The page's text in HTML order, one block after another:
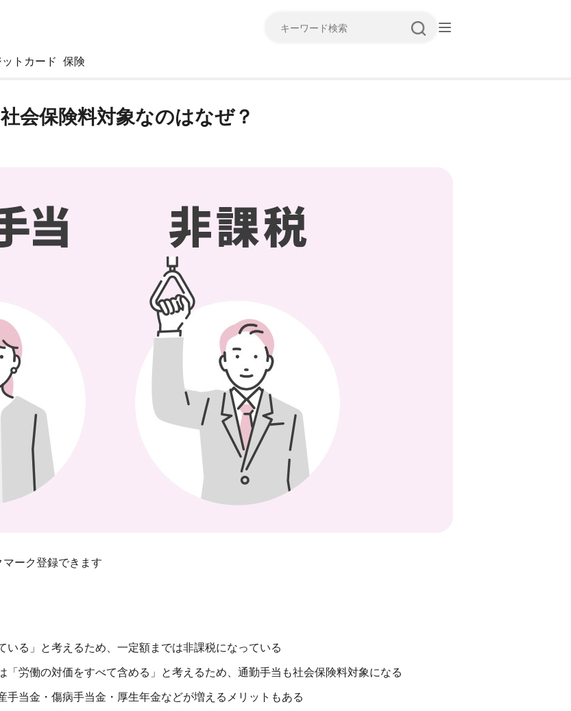
キーワード検索
トカード 保険
会保険料対象なのはなぜ？
ーク登録できます
る」と考えるため、一定額までは非課税になっている
労働の対価をすべて含める」と考えるため、通勤手当も社会保険料対象になる
当金・傷病手当金・厚生年金などが増えるメリットもある